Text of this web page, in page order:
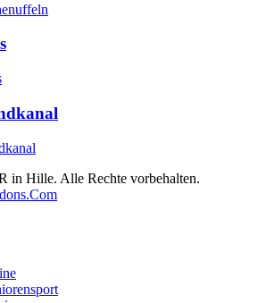
in Hille. Alle Rechte vorbehalten.